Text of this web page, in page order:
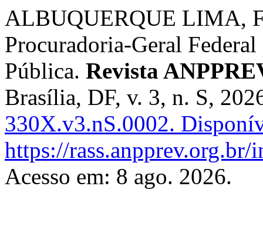
ALBUQUERQUE LIMA,
Procuradoria-Geral
Pública. Revista
Brasília, DF, v. 3, n. S,
330X.v3.nS.0002.
https://
Acesso em: 8 ago. 2026.